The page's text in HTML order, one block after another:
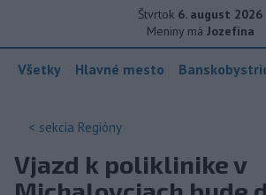
Štvrtok 6. august 2026
Meniny má Jozefína
Všetky Hlavné mesto
< sekcia Regióny
Vjazd k poliklinike v